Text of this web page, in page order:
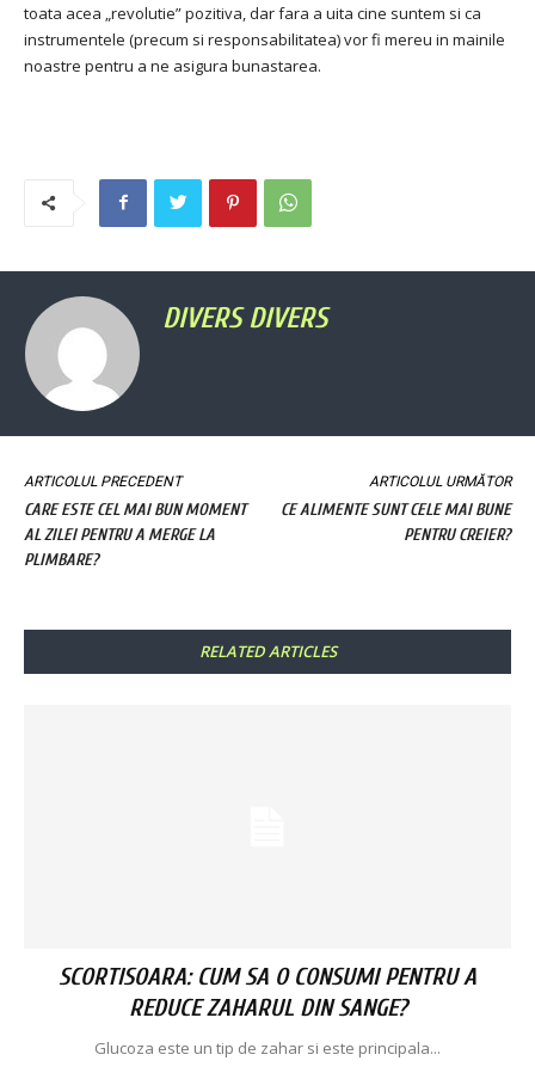
toata acea „revolutie” pozitiva, dar fara a uita cine suntem si ca
instrumentele (precum si responsabilitatea) vor fi mereu in mainile
noastre pentru a ne asigura bunastarea.
DIVERS DIVERS
ARTICOLUL PRECEDENT
CARE ESTE CEL MAI BUN MOMENT
AL ZILEI PENTRU A MERGE LA
PLIMBARE?
ARTICOLUL URMĂTOR
CE ALIMENTE SUNT CELE MAI BUNE
PENTRU CREIER?
RELATED ARTICLES
SCORTISOARA: CUM SA O CONSUMI PENTRU A
REDUCE ZAHARUL DIN SANGE?
Glucoza este un tip de zahar si este principala...